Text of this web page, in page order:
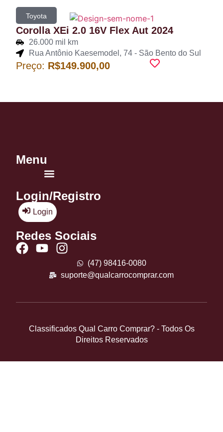
Toyota
Corolla XEi 2.0 16V Flex Aut 2024
26.000 mil km
Rua Antônio Kaesemodel, 74 - São Bento do Sul
Preço: R$149.900,00
Menu
Login/Registro
Login
Redes Sociais
(47) 98416-0080
suporte@qualcarrocomprar.com
Classificados Qual Carro Comprar? - Todos Os
Direitos Reservados